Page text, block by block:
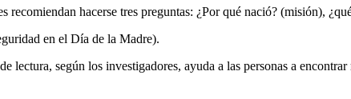
recomiendan hacerse tres preguntas: ¿Por qué nació? (misión),
en el Día de la Madre).
lectura, según los investigadores, ayuda a las personas a